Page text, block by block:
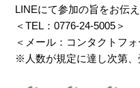
LINEにて参加の旨をお伝え
＜TEL：0776-24-5005＞
＜メール： コンタクトフ
※人数が規定に達し次第、